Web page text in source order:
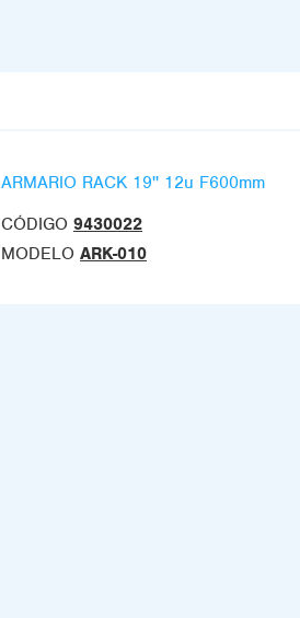
ARMARIO RACK 19'' 12u F600mm
CÓDIGO 9430022
MODELO ARK-010